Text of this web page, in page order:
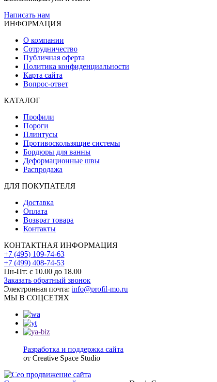
Написать нам
ИНФОРМАЦИЯ
О компании
Сотрудничество
Публичная оферта
Политика конфиденциальности
Карта сайта
Вопрос-ответ
КАТАЛОГ
Профили
Пороги
Плинтусы
Противоскользящие системы
Бордюры для ванны
Деформационные швы
Распродажа
ДЛЯ ПОКУПАТЕЛЯ
Доставка
Оплата
Возврат товара
Контакты
КОНТАКТНАЯ ИНФОРМАЦИЯ
+7 (495) 109-74-63
+7 (499) 408-74-53
Пн-Пт: с 10.00 до 18.00
Заказать обратный звонок
Электронная почта: info@profil-mo.ru
МЫ В СОЦСЕТЯХ
Разработка и поддержка сайта
от Creative Space Studio